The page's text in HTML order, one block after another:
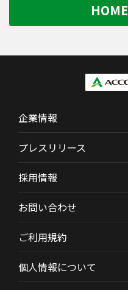
HOME
企業情報
プレスリリース
採用情報
お問い合わせ
ご利用規約
個人情報について